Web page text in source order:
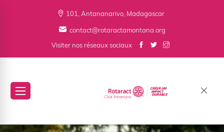
101, Antananarivo, Madagascar
contact@rotaractamontana.org
Visiter nos réseaux sociaux